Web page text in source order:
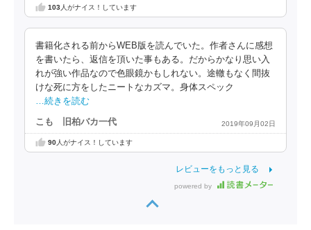
103人がナイス！しています
書籍化される前からWEB版を読んでいた。作者さんに感想
を書いたら、返信を頂いた事もある。だからかなり思い入
れが強い作品なので色眼鏡かもしれない。途轍もなく間抜
けな死に方をしたニートなカズマ。身体スペック
…続きを読む
こも 旧柏バカ一代 2019年09月02日
90人がナイス！しています
レビューをもっと見る
powered by